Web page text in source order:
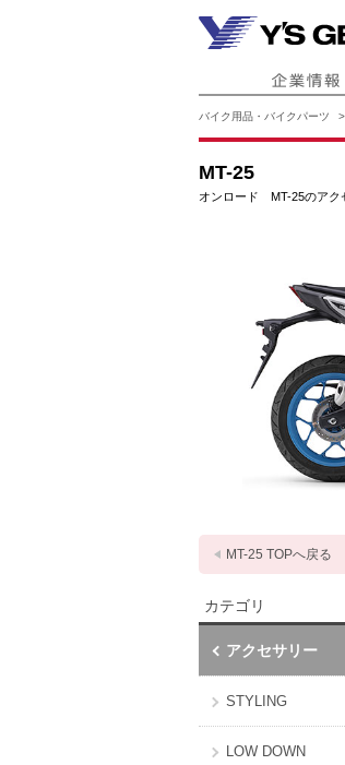
バイク用品・バイクパーツ
MT-25
オンロード MT-25のアク
MT-25 TOPへ戻る
カテゴリ
アクセサリー
STYLING
LOW DOWN